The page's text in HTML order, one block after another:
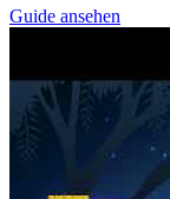
Guide ansehen